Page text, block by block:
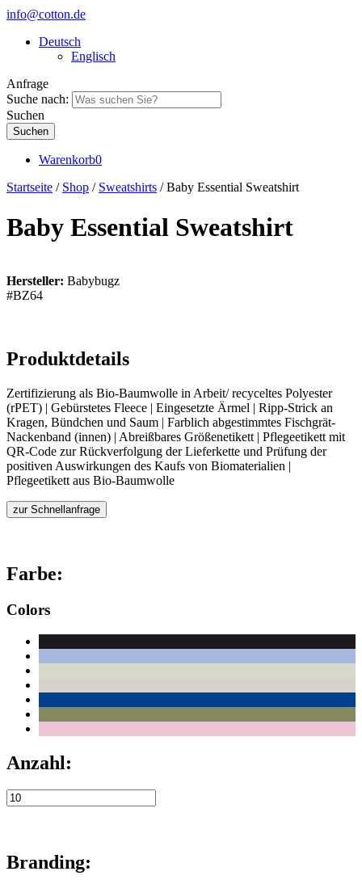
info@cotton.de
Deutsch
Englisch
Anfrage
Suche nach:
Suchen
Warenkorb0
Startseite / Shop / Sweatshirts / Baby Essential Sweatshirt
Baby Essential Sweatshirt
Hersteller: Babybugz
#BZ64
Produktdetails
Zertifizierung als Bio-Baumwolle in Arbeit/ recyceltes Polyester
(rPET) | Gebürstetes Fleece | Eingesetzte Ärmel | Ripp-Strick an
Kragen, Bündchen und Saum | Farblich abgestimmtes Fischgrät-
Nackenband (innen) | Abreißbares Größenetikett | Pflegeetikett mit
QR-Code zur Rückverfolgung der Lieferkette und Prüfung der
positiven Auswirkungen des Kaufs von Biomaterialien |
Pflegeetikett aus Bio-Baumwolle
zur Schnellanfrage
Farbe:
Colors
Anzahl:
Branding: